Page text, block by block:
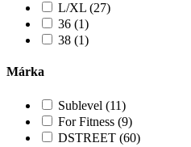
L/XL (27)
36 (1)
38 (1)
Márka
Sublevel (11)
For Fitness (9)
DSTREET (60)